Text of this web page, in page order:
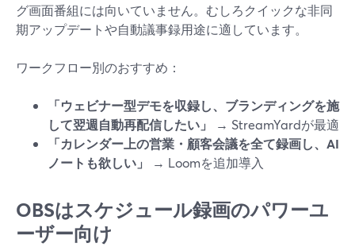
グ画面番組には向いていません。むしろクイックな非同
期アップデートや自動議事録用途に適しています。
ワークフロー別のおすすめ：
「ウェビナー型デモを収録し、ブランディングを施
して翌週自動再配信したい」
→ StreamYardが最適
「カレンダー上の営業・顧客会議を全て録画し、AI
ノートも欲しい」
→ Loomを追加導入
OBSはスケジュール録画のパワーユ
ーザー向け